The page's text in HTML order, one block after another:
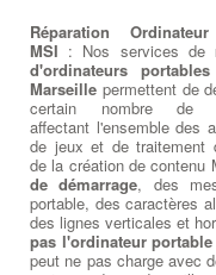
Réparation
MSI : Nos services de
d'ordinateurs
Marseille permettent de
certain nombre de
affectant l'ensemble des
de jeux et de traitement
de la création de contenu
de démarrage, des
portable, des caractères
des lignes verticales et
pas l'ordinateur portable
peut ne pas charge avec